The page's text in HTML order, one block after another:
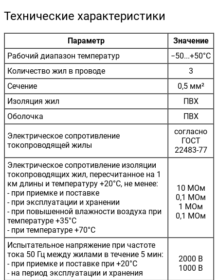
Технические характеристики
Параметр
Значение
Рабочий диапазон температур
−50...+50°С
Количество жил в проводе
3
Сечение
0,5 мм²
Изоляция жил
ПВХ
Оболочка
ПВХ
Электрическое сопротивление
токопроводящей жилы
согласно
ГОСТ
22483-77
Электрическое сопротивление изоляции
токопроводящих жил, пересчитанное на 1
км длины и температуру +20°С, не менее:
- при приемке и поставке
- при эксплуатации и хранении
- при повышенной влажности воздуха при
температуре +35°С
- при температуре +70°С
10 МОм
0,1 МОм
1 МОм
0,1 МОм
Испытательное напряжение при частоте
тока 50 Гц между жилами в течение 5 мин:
- при приемке и поставке при +20°С
- на период эксплуатации и хранения
2000 В
1000 В